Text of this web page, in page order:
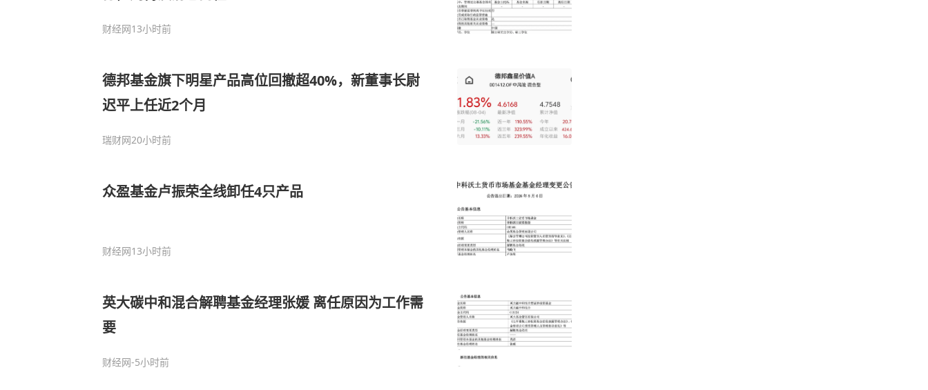
财经网13小时前
德邦基金旗下明星产品高位回撤超40%，新董事长尉
迟平上任近2个月
瑞财网20小时前
众盈基金卢振荣全线卸任4只产品
财经网13小时前
英大碳中和混合解聘基金经理张媛 离任原因为工作需
要
财经网-5小时前